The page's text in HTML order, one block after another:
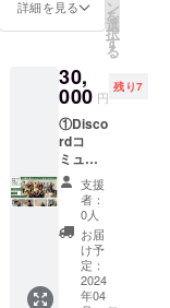
ント参
加権
頃にオ
ンライ
ンにて
実施予
定） な
どの特
権を得
られま
す。 ※
１．
2024年
3月末の
ローン
正式に
しま
す。
（経験
間のオ
ンライ
ン相談
が出来
る権利
です。
その道
の先輩
から
「複業
を始め
る＆行
うにあ
たって
ジシェ
ア① の
供しま
す。 特
別会員
『トレ
ジャー
フット
アンバ
ダー』
権に加
え、
様々な
分野で
ご活躍
詳細を見る ン
を
選
択
す
る
30,
000 円
残り7
①Disco
rdコ
ミュニ
ティへ
の参加
②関東
で開催
される
リアル
イベン
トに参
支援
者：
0人
お届
け予
定：
2024
年04